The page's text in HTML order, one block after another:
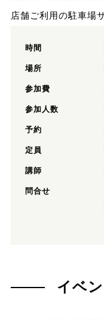
店舗ご利用の駐車場
時間
場所
参加費
参加人数
予約
定員
講師
問合せ
イベ